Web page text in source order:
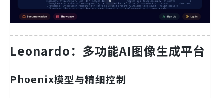
Leonardo：多功能AI图像生成平台
Phoenix模型与精细控制